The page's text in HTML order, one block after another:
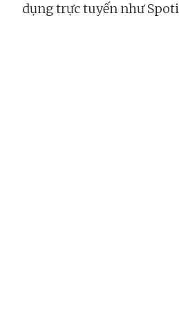
dụng trực tuyến như